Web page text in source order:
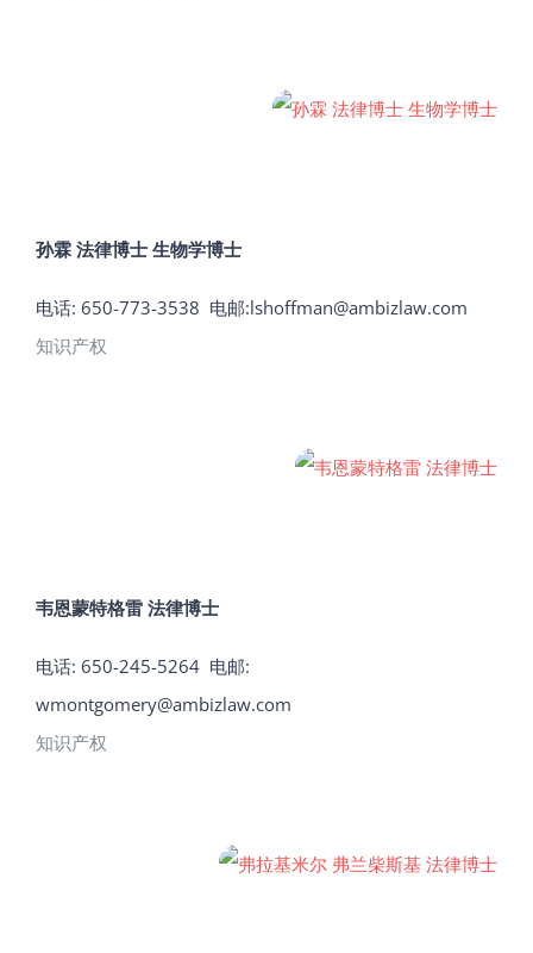
孙霖 法律博士 生物学博士
电话: 650-773-3538 电邮:lshoffman@ambizlaw.com
知识产权
韦恩蒙特格雷 法律博士
电话: 650-245-5264 电邮:
wmontgomery@ambizlaw.com
知识产权